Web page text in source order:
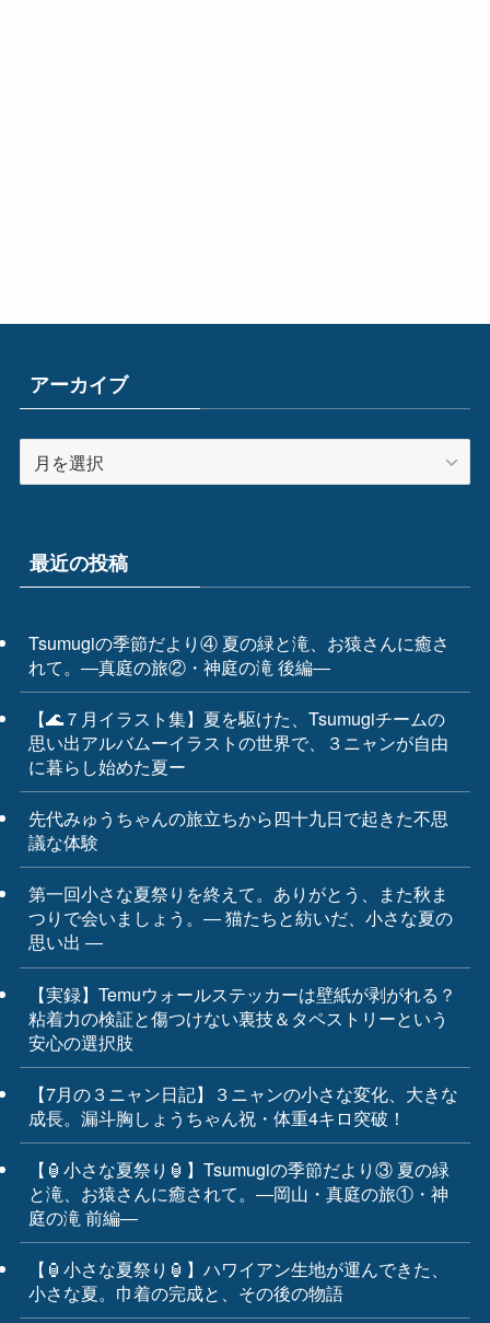
アーカイブ
ー
ブ
最近の投稿
Tsumugiの季節だより④ 夏の緑と滝、お猿さんに癒さ
れて。―真庭の旅②・神庭の滝 後編―
【🌊７月イラスト集】夏を駆けた、Tsumugiチームの
思い出アルバムーイラストの世界で、３ニャンが自由
に暮らし始めた夏ー
先代みゅうちゃんの旅立ちから四十九日で起きた不思
議な体験
第一回小さな夏祭りを終えて。ありがとう、また秋ま
つりで会いましょう。― 猫たちと紡いだ、小さな夏の
思い出 ―
【実録】Temuウォールステッカーは壁紙が剥がれる？
粘着力の検証と傷つけない裏技＆タペストリーという
安心の選択肢
【7月の３ニャン日記】３ニャンの小さな変化、大きな
成長。漏斗胸しょうちゃん祝・体重4キロ突破！
【🏮小さな夏祭り🏮】Tsumugiの季節だより③ 夏の緑
と滝、お猿さんに癒されて。―岡山・真庭の旅①・神
庭の滝 前編―
【🏮小さな夏祭り🏮】ハワイアン生地が運んできた、
小さな夏。巾着の完成と、その後の物語